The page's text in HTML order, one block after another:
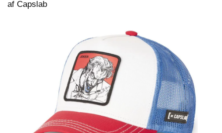
af Capslab